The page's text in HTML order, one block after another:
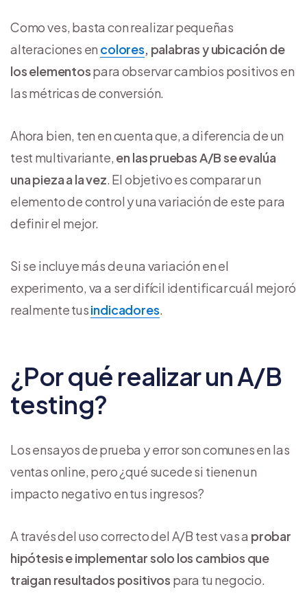
Como ves, basta con realizar pequeñas
alteraciones en colores, palabras y ubicación de
los elementospara observar cambios positivos en
las métricas de conversión.
Ahora bien, ten en cuenta que, a diferencia de un
test multivariante, en las pruebas A/B se evalúa
una pieza a la vez. El objetivo es comparar un
elemento de control y una variación de este para
definir el mejor.
Si se incluye más de una variación en el
experimento, va a ser difícil identificar cuál mejoró
realmente tusindicadores.
¿Por qué realizar un A/B
testing?
Los ensayos de prueba y error son comunes en las
ventas online, pero ¿qué sucede si tienen un
impacto negativo en tus ingresos?
A través del uso correcto del A/B test vas a probar
hipótesis e implementar solo los cambios que
traigan resultados positivos para tu negocio.